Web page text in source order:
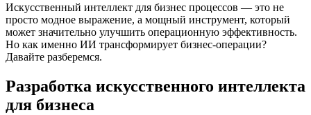
Искусственный интеллект для бизнес процессов — это не
просто модное выражение, а мощный инструмент, который
может значительно улучшить операционную эффективность.
Но как именно ИИ трансформирует бизнес-операции?
Давайте разберемся.
Разработка искусственного интеллекта
для бизнеса